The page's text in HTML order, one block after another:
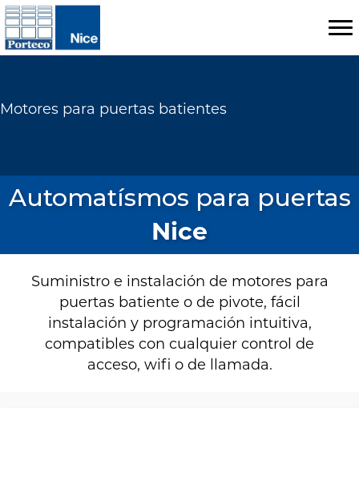
Motores para puertas batientes
Automatísmos para puertas
Nice
Suministro e instalación de motores para
puertas batiente o de pivote, fácil
instalación y programación intuitiva,
compatibles con cualquier control de
acceso, wifi o de llamada.